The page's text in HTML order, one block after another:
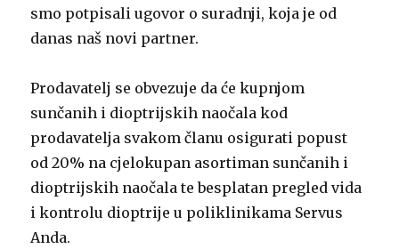
smo potpisali ugovor o suradnji, koja je od
danas naš novi partner.
Prodavatelj se obvezuje da će kupnjom
sunčanih i dioptrijskih naočala kod
prodavatelja svakom članu osigurati popust
od 20% na cjelokupan asortiman sunčanih i
dioptrijskih naočala te besplatan pregled vida
i kontrolu dioptrije u poliklinikama Servus
Anda.